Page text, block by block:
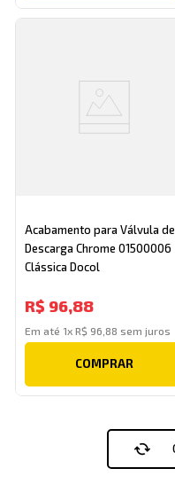
Acabamento para Válvula de
Descarga Chrome 01500006
Clássica Docol
R$ 96,88
Em até 1xR$ 96 88 sem juros
COMPRAR